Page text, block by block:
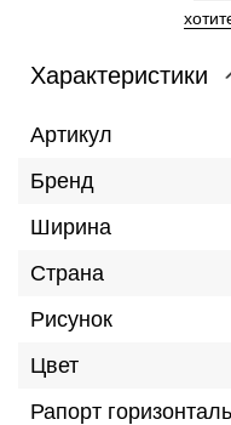
Характеристики
Артикул
Бренд
Ширина
Страна
Рисунок
Цвет
Рапорт